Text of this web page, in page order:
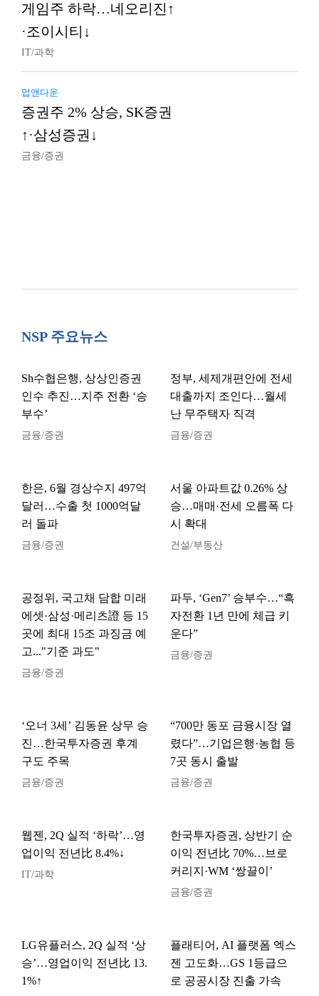
게임주 하락…네오리진↑
·조이시티↓
IT/과학
업앤다운
증권주 2% 상승, SK증권
↑·삼성증권↓
금융/증권
NSP 주요뉴스
Sh수협은행, 상상인증권
인수 추진…지주 전환 ‘승
부수’
금융/증권
정부, 세제개편안에 전세
대출까지 조인다…월세
난 무주택자 직격
금융/증권
한은, 6월 경상수지 497억
달러…수출 첫 1000억달
러 돌파
금융/증권
서울 아파트값 0.26% 상
승…매매·전세 오름폭 다
시 확대
건설/부동산
공정위, 국고채 담합 미래
에셋·삼성·메리츠證 등 15
곳에 최대 15조 과징금 예
고..."기준 과도"
금융/증권
파두, ‘Gen7’ 승부수…“흑
자전환 1년 만에 체급 키
운다”
금융/증권
‘오너 3세’ 김동윤 상무 승
진…한국투자증권 후계
구도 주목
금융/증권
“700만 동포 금융시장 열
렸다”…기업은행·농협 등
7곳 동시 출발
금융/증권
웹젠, 2Q 실적 ‘하락’…영
업이익 전년比 8.4%↓
IT/과학
한국투자증권, 상반기 순
이익 전년比 70%…브로
커리지·WM ‘쌍끌이’
금융/증권
LG유플러스, 2Q 실적 ‘상
승’…영업이익 전년比 13.
1%↑
플래티어, AI 플랫폼 엑스
젠 고도화…GS 1등급으
로 공공시장 진출 가속